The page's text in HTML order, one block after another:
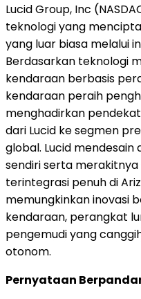
Lucid Group, Inc
teknologi yang
yang luar biasa melalui
Berdasarkan teknologi
kendaraan berbasis
kendaraan peraih
menghadirkan
dari Lucid ke segmen
global. Lucid
sendiri serta merakitnya
terintegrasi penuh di
memungkinkan inovasi
kendaraan, perangkat
pengemudi yang
otonom.
Pernyataan